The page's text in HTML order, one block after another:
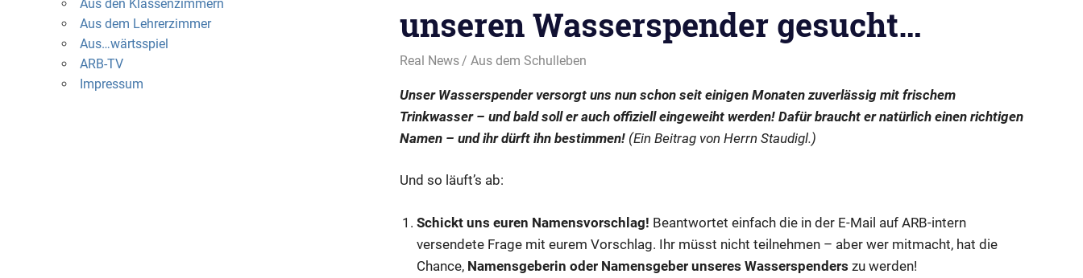
unseren Wasserspender gesucht…
12. November 2025
Real News Aus dem Schulleben
Unser Wasserspender versorgt uns nun schon seit einigen Monaten zuverlässig mit frischem
Trinkwasser – und bald soll er auch offiziell eingeweiht werden! Dafür braucht er natürlich einen richtigen
Namen – und ihr dürft ihn bestimmen! (Ein Beitrag von Herrn Staudigl.)
Und so läuft’s ab:
Schickt uns euren Namensvorschlag! Beantwortet einfach die in der E-Mail auf ARB-intern
versendete Frage mit eurem Vorschlag. Ihr müsst nicht teilnehmen – aber wer mitmacht, hat die
Chance, Namensgeberin oder Namensgeber unseres Wasserspenders zu werden!
Aus den Klassenzimmern
Aus dem Lehrerzimmer
Aus…wärtsspiel
ARB-TV
Impressum